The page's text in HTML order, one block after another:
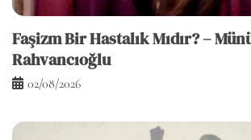
Faşizm Bir Hastalık Mıdır? –
Rahvancıoğlu
02/08/2026